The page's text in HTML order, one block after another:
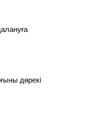
дөрекі